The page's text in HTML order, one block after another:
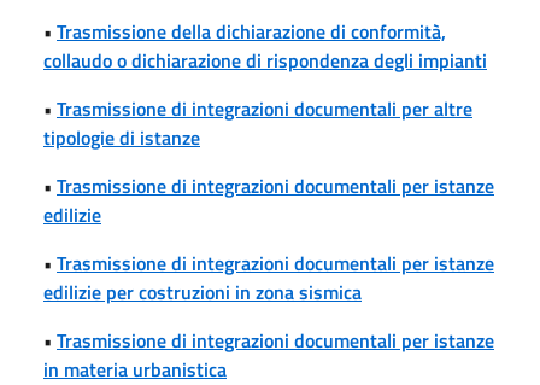
• Trasmissione della dichiarazione di conformità,
collaudo o dichiarazione di rispondenza degli impianti
• Trasmissione di integrazioni documentali per altre
tipologie di istanze
• Trasmissione di integrazioni documentali per istanze
edilizie
• Trasmissione di integrazioni documentali per istanze
edilizie per costruzioni in zona sismica
• Trasmissione di integrazioni documentali per istanze
in materia urbanistica